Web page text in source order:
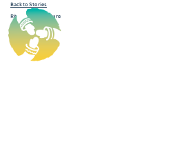
Back to Stories
Règles de procédure
May 1, 2020